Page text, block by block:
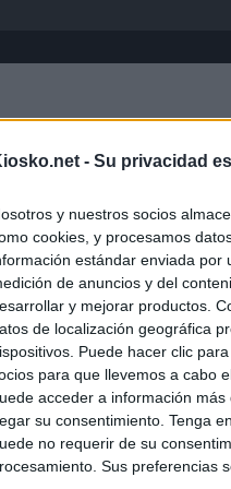
- Su privacidad
y nuestros socios
cookies, y procesamos
estándar enviada por
de anuncios y del
y mejorar productos.
de localización geográfica
Puede hacer clic
para que llevemos a cabo
acceder a información
su consentimiento. Tenga
no requerir de su
Sus preferencias
noticias
impone controles a los viajeros
a quitarlos
rechaza el ultimátum del